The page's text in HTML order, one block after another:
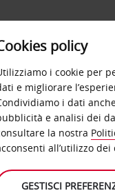
OFFERTE
policy
i cookie per
e migliorare
i dati
e analisi dei
la nostra
all’utilizzo dei
GESTISCI